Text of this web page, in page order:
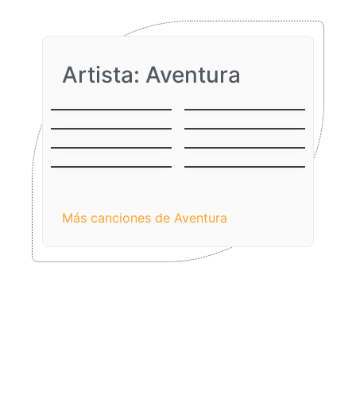
Artista: Aventura
Su Veneno
El Malo
El Perdedor
La Boda
Los Infieles
Mañana
Mi Corazoncito
Obsesion
Más canciones de Aventura